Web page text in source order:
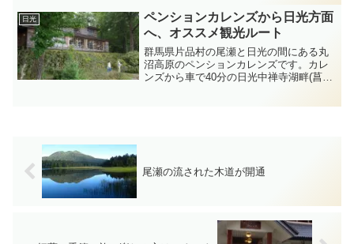
したよ。
日光
ペンションカレンズから日光方面
へ、オススメ観光ルート
群馬県片品村の尾瀬と日光の間にある丸
沼高原のペンションカレンズです。カレ
ンズから車で40分の日光中禅寺湖畔(菖蒲
尾瀬の流された木道が開通